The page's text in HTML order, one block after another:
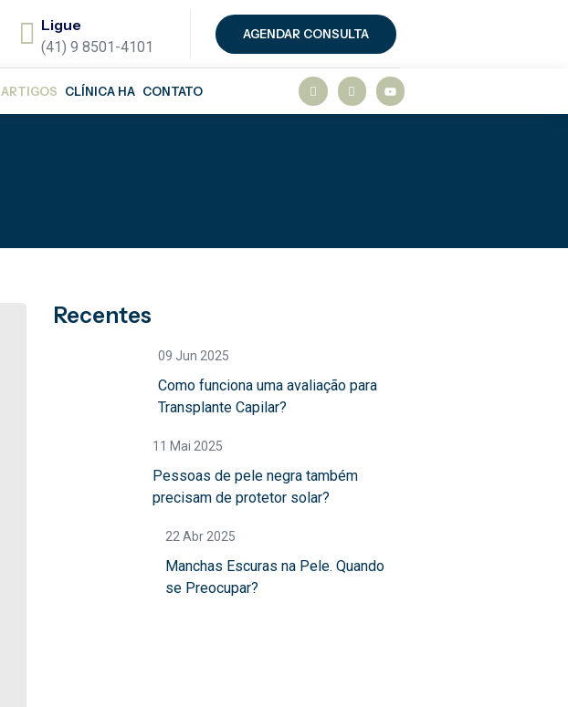
Ligue
(41) 9 8501-4101
AGENDAR CONSULTA
ARTIGOS CLÍNICA HA CONTATO
Recentes
09 Jun 2025
Como funciona uma avaliação para
Transplante Capilar?
11 Mai 2025
Pessoas de pele negra também
precisam de protetor solar?
22 Abr 2025
Manchas Escuras na Pele. Quando
se Preocupar?